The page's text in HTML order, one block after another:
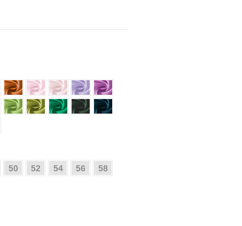
50 52 54 56
58